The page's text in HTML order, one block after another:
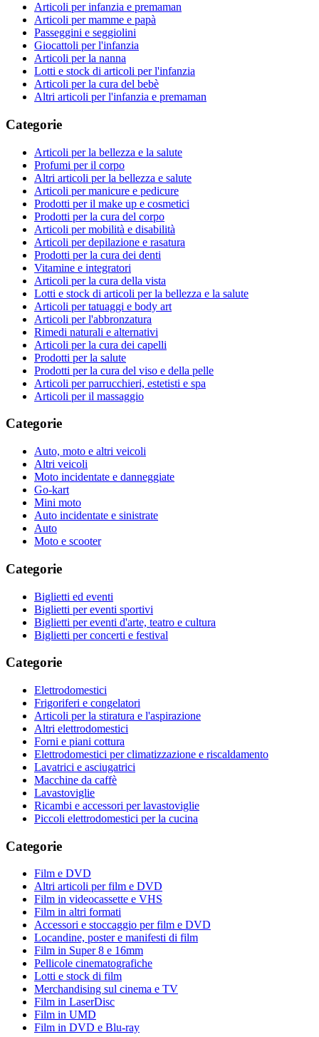
Articoli per infanzia e premaman
Articoli per mamme e papà
Passeggini e seggiolini
Giocattoli per l'infanzia
Articoli per la nanna
Lotti e stock di articoli per l'infanzia
Articoli per la cura del bebè
Altri articoli per l'infanzia e premaman
Categorie
Articoli per la bellezza e la salute
Profumi per il corpo
Altri articoli per la bellezza e salute
Articoli per manicure e pedicure
Prodotti per il make up e cosmetici
Prodotti per la cura del corpo
Articoli per mobilità e disabilità
Articoli per depilazione e rasatura
Prodotti per la cura dei denti
Vitamine e integratori
Articoli per la cura della vista
Lotti e stock di articoli per la bellezza e la salute
Articoli per tatuaggi e body art
Articoli per l'abbronzatura
Rimedi naturali e alternativi
Articoli per la cura dei capelli
Prodotti per la salute
Prodotti per la cura del viso e della pelle
Articoli per parrucchieri, estetisti e spa
Articoli per il massaggio
Categorie
Auto, moto e altri veicoli
Altri veicoli
Moto incidentate e danneggiate
Go-kart
Mini moto
Auto incidentate e sinistrate
Auto
Moto e scooter
Categorie
Biglietti ed eventi
Biglietti per eventi sportivi
Biglietti per eventi d'arte, teatro e cultura
Biglietti per concerti e festival
Categorie
Elettrodomestici
Frigoriferi e congelatori
Articoli per la stiratura e l'aspirazione
Altri elettrodomestici
Forni e piani cottura
Elettrodomestici per climatizzazione e riscaldamento
Lavatrici e asciugatrici
Macchine da caffè
Lavastoviglie
Ricambi e accessori per lavastoviglie
Piccoli elettrodomestici per la cucina
Categorie
Film e DVD
Altri articoli per film e DVD
Film in videocassette e VHS
Film in altri formati
Accessori e stoccaggio per film e DVD
Locandine, poster e manifesti di film
Film in Super 8 e 16mm
Pellicole cinematografiche
Lotti e stock di film
Merchandising sul cinema e TV
Film in LaserDisc
Film in UMD
Film in DVD e Blu-ray